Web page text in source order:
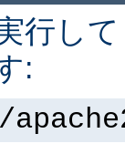
行し
: